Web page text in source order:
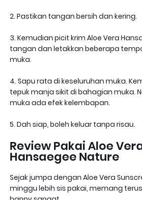
2. Pastikan tangan bersih dan kering.
3. Kemudian picit krim Aloe Vera
tangan dan letakkan beberapa
muka.
4. Sapu rata di keseluruhan muka.
tepuk manja sikit di bahagian muka.
muka ada efek kelembapan.
5. Dah siap, boleh keluar tanpa risau.
Review Pakai Aloe
Hansaegee Nature
Sejak jumpa dengan Aloe Vera
minggu lebih sis pakai, memang